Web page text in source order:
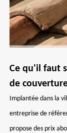
Ce qu'il faut
de
Implantée dans la
entreprise de
propose des prix